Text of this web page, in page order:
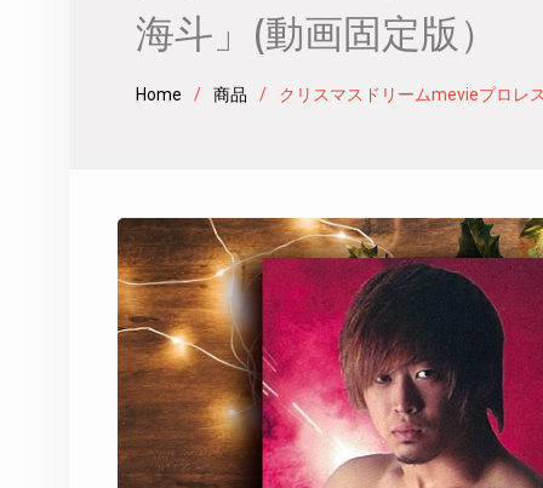
海斗」(動画固定版）
Home 商品 クリスマスドリームmevieプロレ